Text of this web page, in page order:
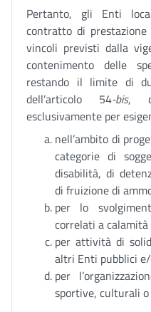
Pertanto, gli Enti
contratto di
vincoli previsti dalla
contenimento delle
restando il limite di
dell’articolo 54-bis,
esclusivamente per
nell’ambito di
categorie di
disabilità, di
di fruizione di
per lo
correlati a
per attività di
altri Enti pubblici
per
sportive, culturali